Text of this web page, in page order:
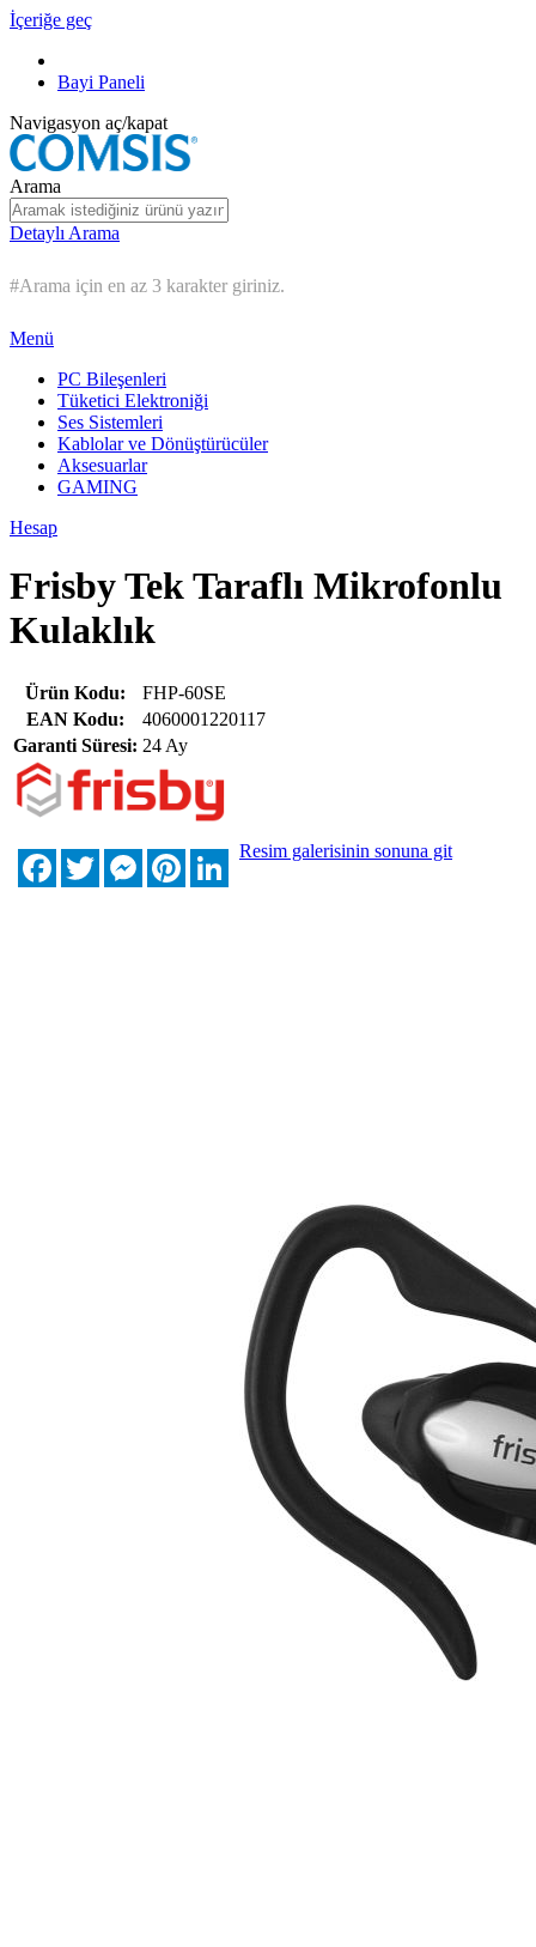
İçeriğe geç
Bayi Paneli
Navigasyon aç/kapat
Arama
Detaylı Arama
#Arama için en az 3 karakter giriniz.
Menü
PC Bileşenleri
Tüketici Elektroniği
Ses Sistemleri
Kablolar ve Dönüştürücüler
Aksesuarlar
GAMING
Hesap
Frisby Tek Taraflı Mikrofonlu
Kulaklık
Ürün Kodu:
FHP-60SE
EAN Kodu:
4060001220117
Garanti Süresi: 24 Ay
FacebookTwitterMessengerPinterestLinkedIn
Resim galerisinin sonuna git